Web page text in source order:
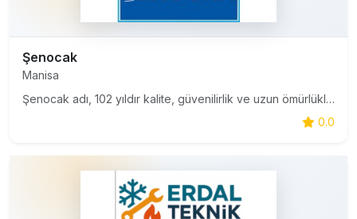
Şenocak
Manisa
Şenocak adı, 102 yıldır kalite, güvenilirlik ve uzun ömürlükle biliniyor. Şenocak, yenilikçi teknolojisi ve üretimde kaliteli malzemelerin birleşimiyle derin dondurucu, şişe soğutucu, süpermarket muhafaza dolapları ve market tipi dondurucu üretiminde uzun süreli kullanımı garantilemenin yanı sıra dü
0.0